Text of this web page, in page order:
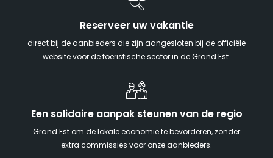
Reserveer uw vakantie
direct bij de aanbieders die zijn aangesloten bij de officiële
website voor de toeristische sector in de Grand Est.
Een solidaire aanpak steunen van de regio
Grand Est om de lokale economie te bevorderen, zonder
extra commissies voor onze aanbieders.